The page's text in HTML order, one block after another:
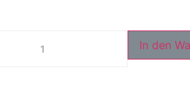
In den